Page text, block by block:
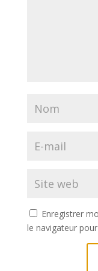
Enregistrer
le navigateur